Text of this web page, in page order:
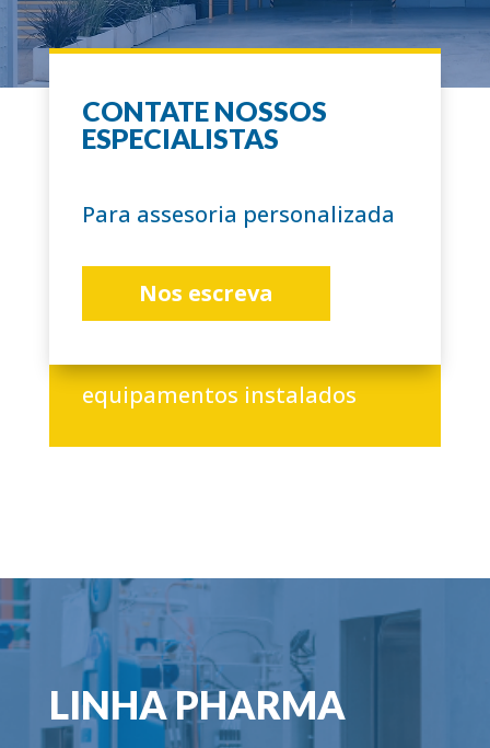
+60 ANOS
+3.000
equipamentos instalados
CONTATE NOSSOS
ESPECIALISTAS
Para assesoria personalizada
Nos escreva
LINHA PHARMA